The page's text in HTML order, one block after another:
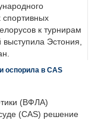
спортивных
к турнирам
выступила Эстония,
оспорила в CAS
(ВФЛА)
(CAS) решение